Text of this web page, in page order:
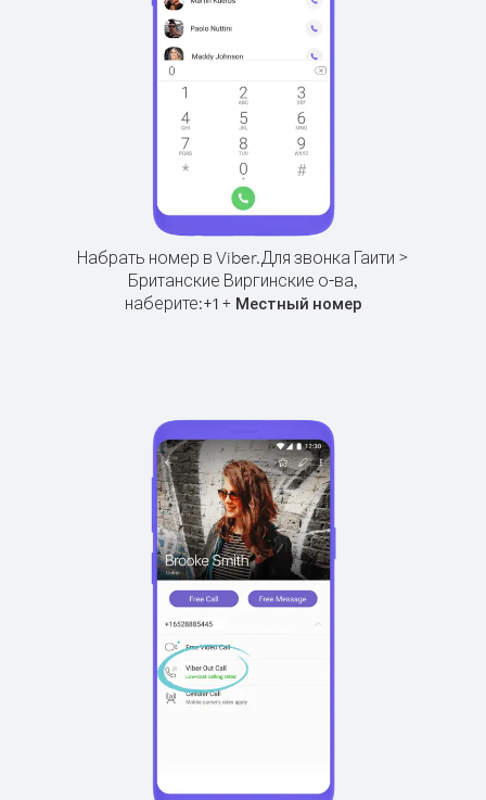
Набрать номер в Viber.Для звонка Гаити >
Британские Виргинские о-ва,
наберите:+1+ Местный номер